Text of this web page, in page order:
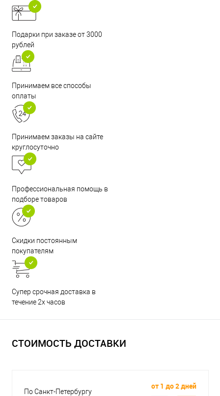
Подарки при заказе от 3000
рублей
Принимаем все способы
оплаты
Принимаем заказы на сайте
круглосуточно
Профессиональная помощь в
подборе товаров
Скидки постоянным
покупателям
Супер срочная доставка в
течение 2х часов
СТОИМОСТЬ ДОСТАВКИ
По Санкт-Петербургу
от 1 до 2 дней